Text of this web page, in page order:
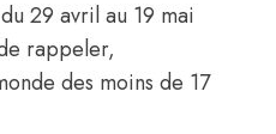
29 avril au 19 mai
rappeler,
des moins de 17